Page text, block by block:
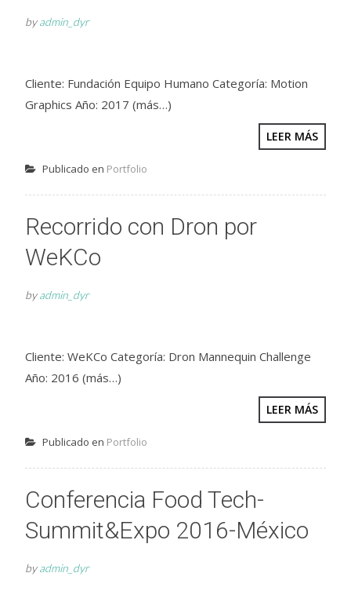
byadmin_dyr
Cliente: Fundación Equipo Humano Categoría: Motion
Graphics Año: 2017 (más…)
LEER MÁS
Publicado en Portfolio
Recorrido con Dron por
WeKCo
byadmin_dyr
Cliente: WeKCo Categoría: Dron Mannequin Challenge
Año: 2016 (más…)
LEER MÁS
Publicado en Portfolio
Conferencia Food Tech-
Summit&Expo 2016-México
byadmin_dyr